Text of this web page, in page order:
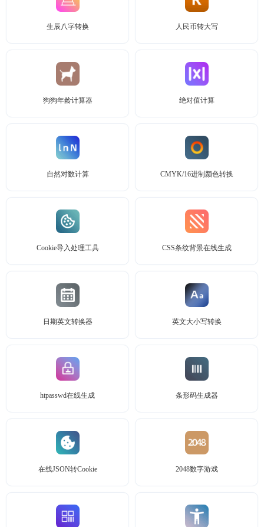
生辰八字转换 人民币转大写
狗狗年龄计算器 绝对值计算
自然对数计算 CMYK/16进制颜色转换
Cookie导入处理工具 CSS条纹背景在线生成
日期英文转换器 英文大小写转换
htpasswd在线生成 条形码生成器
在线JSON转Cookie 2048数字游戏